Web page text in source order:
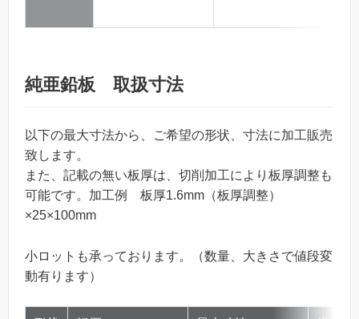
純亜鉛板 取扱寸法
以下の最大寸法から、ご希望の形状、寸法に加工販売
致します。
また、記載の無い板厚は、切削加工により板厚調整も
可能です。加工例 板厚1.6mm（板厚調整）
×25×100mm
小ロットも承っております。（数量、大きさで値段変
動有ります）